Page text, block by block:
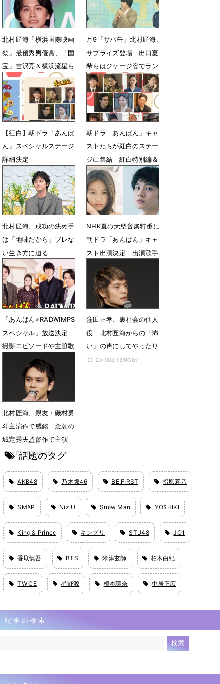
北村匠海「横浜国際映画
祭」最優秀男優賞、「国
宝」吉沢亮＆横浜流星ら
同世代の活躍に刺激
5月2日 21時49分
月9「サバ缶」北村匠海、
サプライズ登場 出口夏
希らはジャージ姿でラン
ウェイ
4月20日 07時29分
【紅白】朝ドラ「あんぱ
ん」スペシャルステージ
詳細決定
12月30日 13時55分
朝ドラ「あんぱん」キャ
ストたちが紅白のステー
ジに集結 紅白特別編＆
スペシャルステージ放送
12月18日 13時31分
北村匠海、成功の決め手
は「地味だから」ブレな
い生き方に迫る
10月25日 14時24分
NHK夏の大型音楽特番に
朝ドラ「あんぱん」キャ
スト出演決定 出演歌手
とSPステージを披露
8月1日 13時45分
「あんぱん×RADWIMPS
スペシャル」放送決定
撮影エピソードや主題歌
制作秘話を披露
7月30日 19時34分
窪田正孝、裏社会の住人
役 北村匠海からの「怖
い」の声にしてやったり
2月18日 13時38分
北村匠海、親友・磯村勇
斗主演作で感銘 念願の
城定秀夫監督作で主演
2月18日 13時35分
話題のタグ
AKB48 乃木坂46 BE:FIRST 指原莉乃
SMAP NiziU Snow Man YOSHIKI
King & Prince キンプリ STU48 JO1
香取慎吾 BTS 米津玄師 柏木由紀
TWICE 星野源 橋本環奈 中居正広
記事の検索